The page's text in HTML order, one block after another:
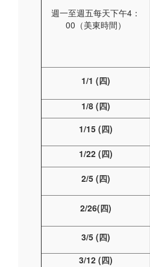
週一至週五每天下午4：
00（美東時間）
1/1 (四)
1/8 (四)
1/15 (四)
1/22 (四)
2/5 (四)
2/26(四)
3/5 (四)
3/12 (四)